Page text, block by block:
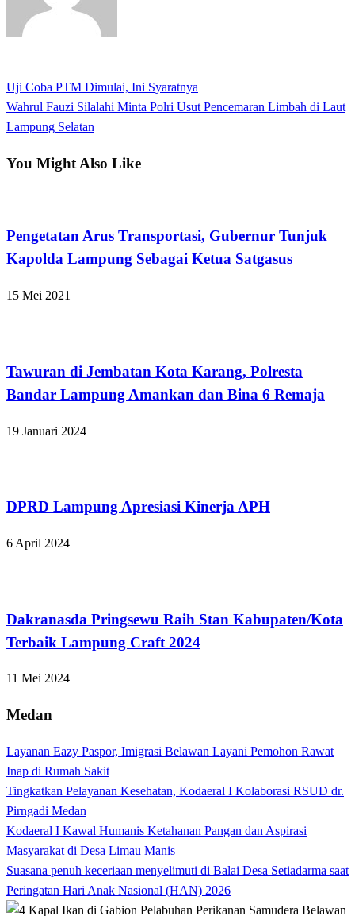
Navigasi
pos
Previous
Post
Uji Coba PTM Dimulai, Ini Syaratnya
Next
Post
Wahrul Fauzi Silalahi Minta Polri Usut Pencemaran Limbah di Laut
Lampung Selatan
You Might Also Like
Pengetatan Arus Transportasi, Gubernur Tunjuk
Kapolda Lampung Sebagai Ketua Satgasus
15 Mei 2021
Tawuran di Jembatan Kota Karang, Polresta
Bandar Lampung Amankan dan Bina 6 Remaja
19 Januari 2024
DPRD Lampung Apresiasi Kinerja APH
6 April 2024
Dakranasda Pringsewu Raih Stan Kabupaten/Kota
Terbaik Lampung Craft 2024
11 Mei 2024
Medan
Layanan Eazy Paspor, Imigrasi Belawan Layani Pemohon Rawat
Inap di Rumah Sakit
Tingkatkan Pelayanan Kesehatan, Kodaeral I Kolaborasi RSUD dr.
Pirngadi Medan‎
Kodaeral I Kawal Humanis Ketahanan Pangan dan Aspirasi
Masyarakat di Desa Limau Manis
Suasana penuh keceriaan menyelimuti di Balai Desa Setiadarma saat
Peringatan Hari Anak Nasional (HAN) 2026